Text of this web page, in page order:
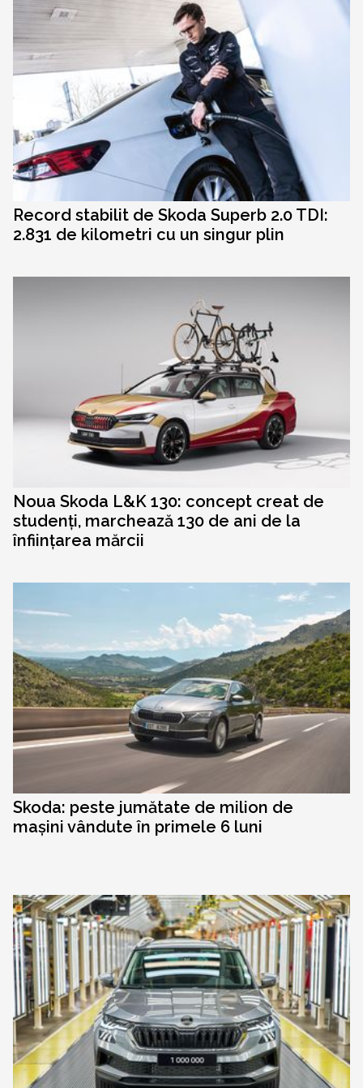
Record stabilit de Skoda Superb 2.0 TDI:
2.831 de kilometri cu un singur plin
Noua Skoda L&K 130: concept creat de
studenți, marchează 130 de ani de la
înființarea mărcii
Skoda: peste jumătate de milion de
mașini vândute în primele 6 luni